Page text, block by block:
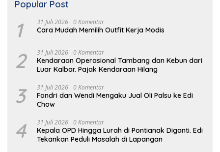
Popular Post
1 31 Juli 2026 0 Komentar
Cara Mudah Memilih Outfit Kerja Modis
2 31 Juli 2026 0 Komentar
Kendaraan Operasional Tambang dan Kebun dari
Luar Kalbar. Pajak Kendaraan Hilang
3 31 Juli 2026 0 Komentar
Fondri dan Wendi Mengaku Jual Oli Palsu ke Edi
Chow
4 31 Juli 2026 0 Komentar
Kepala OPD Hingga Lurah di Pontianak Diganti. Edi
Tekankan Peduli Masalah di Lapangan